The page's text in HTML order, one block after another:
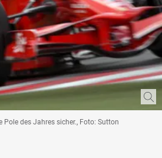
Pole des Jahres sicher., Foto: Sutton